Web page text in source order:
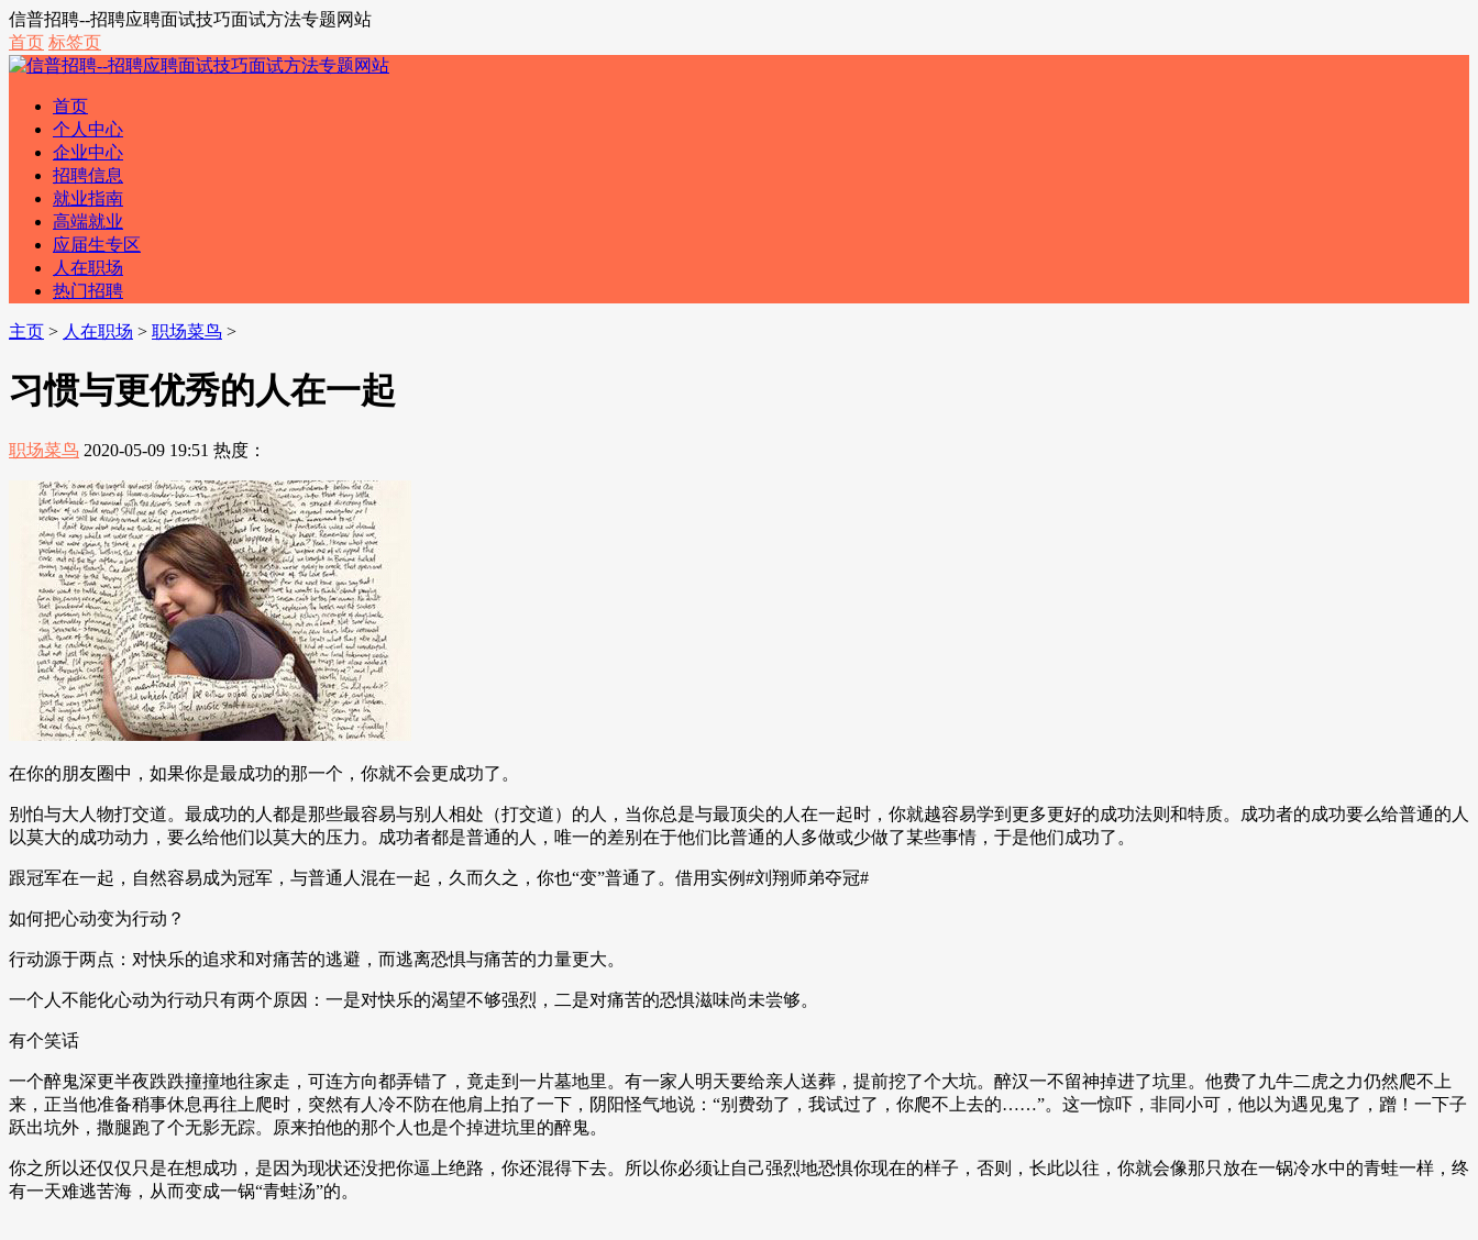
信普招聘--招聘应聘面试技巧面试方法专题网站
首页 标签页
首页
个人中心
企业中心
招聘信息
就业指南
高端就业
应届生专区
人在职场
热门招聘
主页 > 人在职场 > 职场菜鸟 >
习惯与更优秀的人在一起
职场菜鸟 2020-05-09 19:51 热度：
在你的朋友圈中，如果你是最成功的那一个，你就不会更成功了。
别怕与大人物打交道。最成功的人都是那些最容易与别人相处（打交道）的人，当你总是与最顶尖的人在一起时，你就越容易学到更多更好的成功法则和特质。成功者的成功要么给普通的人
以莫大的成功动力，要么给他们以莫大的压力。成功者都是普通的人，唯一的差别在于他们比普通的人多做或少做了某些事情，于是他们成功了。
跟冠军在一起，自然容易成为冠军，与普通人混在一起，久而久之，你也“变”普通了。借用实例#刘翔师弟夺冠#
如何把心动变为行动？
行动源于两点：对快乐的追求和对痛苦的逃避，而逃离恐惧与痛苦的力量更大。
一个人不能化心动为行动只有两个原因：一是对快乐的渴望不够强烈，二是对痛苦的恐惧滋味尚未尝够。
有个笑话
一个醉鬼深更半夜跌跌撞撞地往家走，可连方向都弄错了，竟走到一片墓地里。有一家人明天要给亲人送葬，提前挖了个大坑。醉汉一不留神掉进了坑里。他费了九牛二虎之力仍然爬不上
来，正当他准备稍事休息再往上爬时，突然有人冷不防在他肩上拍了一下，阴阳怪气地说：“别费劲了，我试过了，你爬不上去的……”。这一惊吓，非同小可，他以为遇见鬼了，蹭！一下子
跃出坑外，撒腿跑了个无影无踪。原来拍他的那个人也是个掉进坑里的醉鬼。
你之所以还仅仅只是在想成功，是因为现状还没把你逼上绝路，你还混得下去。所以你必须让自己强烈地恐惧你现在的样子，否则，长此以往，你就会像那只放在一锅冷水中的青蛙一样，终
有一天难逃苦海，从而变成一锅“青蛙汤”的。